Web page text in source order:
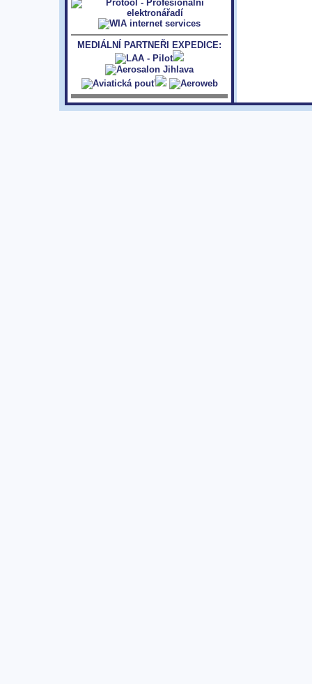
MEDIÁLNÍ PARTNEŘI EXPEDICE: